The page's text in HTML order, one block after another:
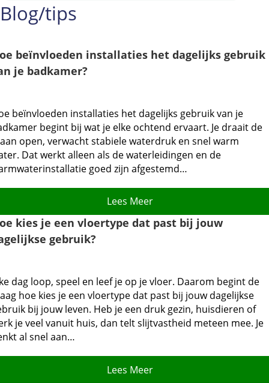
Blog/tips
beïnvloeden installaties het dagelijks gebruik
je badkamer?
beïnvloeden installaties het dagelijks gebruik van je
begint bij wat je elke ochtend ervaart.​ Je draait de
open, verwacht stabiele waterdruk en snel warm
Dat werkt alleen als de waterleidingen en de
goed zijn afgestemd…
Lees Meer
kies je een vloertype dat past bij jouw
gebruik?
dag loop, speel en leef je op je vloer.​ Daarom begint de
hoe kies je een vloertype dat past bij jouw dagelijkse
bij jouw leven.​ Heb je een druk gezin, huisdieren of
je veel vanuit huis, dan telt slijtvastheid meteen mee.​ Je
al snel aan…
Lees Meer